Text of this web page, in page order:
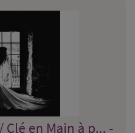
Clé en Main à p... -